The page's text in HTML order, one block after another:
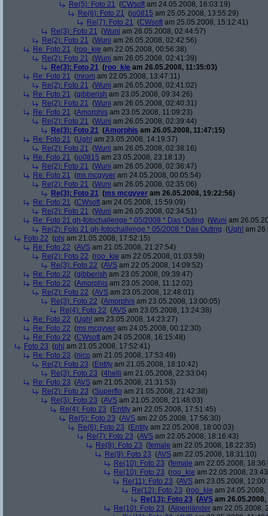
Re(5): Foto 21 (CWsoft am 24.05.2008, 16:03:19)
Re(6): Foto 21 (jo0815 am 25.05.2008, 13:55:29)
Re(7): Foto 21 (CWsoft am 25.05.2008, 15:12:41)
Re(3): Foto 21 (Wuni am 26.05.2008, 02:44:57)
Re(2): Foto 21 (Wuni am 26.05.2008, 02:42:56)
Re: Foto 21 (roo_kie am 22.05.2008, 00:56:38)
Re(2): Foto 21 (Wuni am 26.05.2008, 02:41:39)
Re(3): Foto 21 (roo_kie am 26.05.2008, 11:35:03)
Re: Foto 21 (mrom am 22.05.2008, 13:47:11)
Re(2): Foto 21 (Wuni am 26.05.2008, 02:41:02)
Re: Foto 21 (gibberish am 23.05.2008, 09:34:26)
Re(2): Foto 21 (Wuni am 26.05.2008, 02:40:31)
Re: Foto 21 (Amorphis am 23.05.2008, 11:09:23)
Re(2): Foto 21 (Wuni am 26.05.2008, 02:39:44)
Re(3): Foto 21 (Amorphis am 26.05.2008, 11:47:15)
Re: Foto 21 (Ugh! am 23.05.2008, 14:19:37)
Re(2): Foto 21 (Wuni am 26.05.2008, 02:38:16)
Re: Foto 21 (jo0815 am 23.05.2008, 23:18:13)
Re(2): Foto 21 (Wuni am 26.05.2008, 02:36:47)
Re: Foto 21 (ms mcgyver am 24.05.2008, 00:05:54)
Re(2): Foto 21 (Wuni am 26.05.2008, 02:35:06)
Re(3): Foto 21 (ms mcgyver am 26.05.2008, 19:22:56)
Re: Foto 21 (CWsoft am 24.05.2008, 15:59:09)
Re(2): Foto 21 (Wuni am 26.05.2008, 02:34:51)
Re: Foto 21 gh-fotochallenge * 05/2008 * Das Outing (Wuni am
Re(2): Foto 21 gh-fotochallenge * 05/2008 * Das Outing (Ugh! am
Foto 22 (phj am 21.05.2008, 17:52:15)
Re: Foto 22 (AVS am 21.05.2008, 21:27:54)
Re(2): Foto 22 (roo_kie am 22.05.2008, 01:03:59)
Re(3): Foto 22 (AVS am 22.05.2008, 14:09:52)
Re: Foto 22 (gibberish am 23.05.2008, 09:39:47)
Re: Foto 22 (Amorphis am 23.05.2008, 11:12:02)
Re(2): Foto 22 (AVS am 23.05.2008, 12:48:01)
Re(3): Foto 22 (Amorphis am 23.05.2008, 13:00:05)
Re(4): Foto 22 (AVS am 23.05.2008, 13:24:38)
Re: Foto 22 (Ugh! am 23.05.2008, 14:23:27)
Re: Foto 22 (ms mcgyver am 24.05.2008, 00:12:30)
Re: Foto 22 (CWsoft am 24.05.2008, 16:15:48)
Foto 23 (phj am 21.05.2008, 17:52:41)
Re: Foto 23 (nico am 21.05.2008, 17:53:49)
Re(2): Foto 23 (Entity am 21.05.2008, 18:10:42)
Re(3): Foto 23 (4helli am 21.05.2008, 22:33:04)
Re: Foto 23 (AVS am 21.05.2008, 21:31:53)
Re(2): Foto 23 (Superflo am 21.05.2008, 21:42:38)
Re(3): Foto 23 (AVS am 21.05.2008, 21:48:03)
Re(4): Foto 23 (Entity am 22.05.2008, 17:51:45)
Re(5): Foto 23 (AVS am 22.05.2008, 17:56:30)
Re(6): Foto 23 (Entity am 22.05.2008, 18:00:03)
Re(7): Foto 23 (AVS am 22.05.2008, 18:16:43)
Re(8): Foto 23 (female am 22.05.2008, 18:22:35)
Re(9): Foto 23 (AVS am 22.05.2008, 18:31:10)
Re(10): Foto 23 (female am 22.05.2008,
Re(10): Foto 23 (roo_kie am 22.05.2008,
Re(11): Foto 23 (AVS am 23.05.2008,
Re(12): Foto 23 (roo_kie am 24.05.2008,
Re(13): Foto 23 (AVS am
Re(10): Foto 23 (Alpenländer am 22.05.2008,